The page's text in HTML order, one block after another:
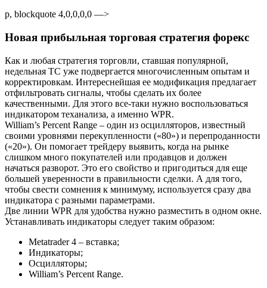
p, blockquote 4,0,0,0,0 —>
Новая прибыльная торговая стратегия форекс
Как и любая стратегия торговли, ставшая популярной,
недельная ТС уже подвергается многочисленным опытам и
корректировкам. Интереснейшая ее модификация предлагает
отфильтровать сигналы, чтобы сделать их более
качественными. Для этого все-таки нужно воспользоваться
индикатором теханализа, а именно WPR.
William’s Percent Range – один из осцилляторов, известный
своими уровнями перекупленности («80») и перепроданности
(«20»). Он помогает трейдеру выявить, когда на рынке
слишком много покупателей или продавцов и должен
начаться разворот. Это его свойство и пригодиться для еще
большей уверенности в правильности сделки. А для того,
чтобы свести сомнения к минимуму, используется сразу два
индикатора с разными параметрами.
Две линии WPR для удобства нужно разместить в одном окне.
Устанавливать индикаторы следует таким образом:
Metatrader 4 – вставка;
Индикаторы;
Осцилляторы;
William’s Percent Range.